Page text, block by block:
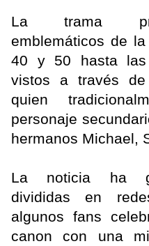
La trama
emblemáticos de
40 y 50 hasta las
vistos a través
quien
personaje
hermanos Michael,
La noticia ha
divididas en
algunos fans
canon con una